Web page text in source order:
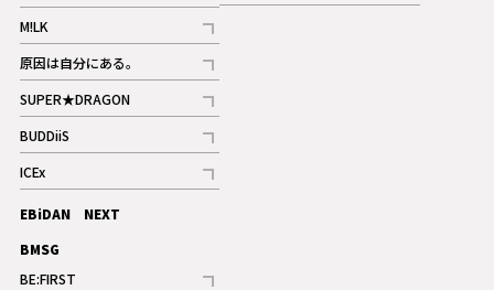
記事
M!LK
記事
原因は自分にある。
記事
SUPER★DRAGON
記事
BUDDiiS
記事
ICEx
記事
EBiDAN NEXT
BMSG
BE:FIRST
記事